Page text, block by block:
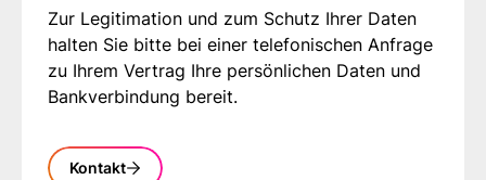
Zur Legitimation und zum Schutz Ihrer Daten
halten Sie bitte bei einer telefonischen Anfrage
zu Ihrem Vertrag Ihre persönlichen Daten und
Bankverbindung bereit.
Kontakt